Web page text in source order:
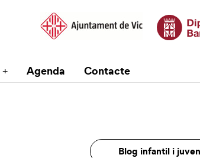
Agenda Contacte
Blog infantil i